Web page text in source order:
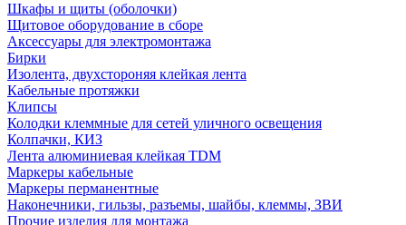
Шкафы и щиты (оболочки)
Щитовое оборудование в сборе
Аксессуары для электромонтажа
Бирки
Изолента, двухстороняя клейкая лента
Кабельные протяжки
Клипсы
Колодки клеммные для сетей уличного освещения
Колпачки, КИЗ
Лента алюминиевая клейкая TDM
Маркеры кабельные
Маркеры перманентные
Наконечники, гильзы, разъемы, шайбы, клеммы, ЗВИ
Прочие изделия для монтажа